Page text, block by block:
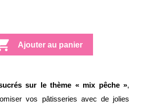
Ajouter au panier
sur le thème « mix pêche »,
vos pâtisseries avec de jolies